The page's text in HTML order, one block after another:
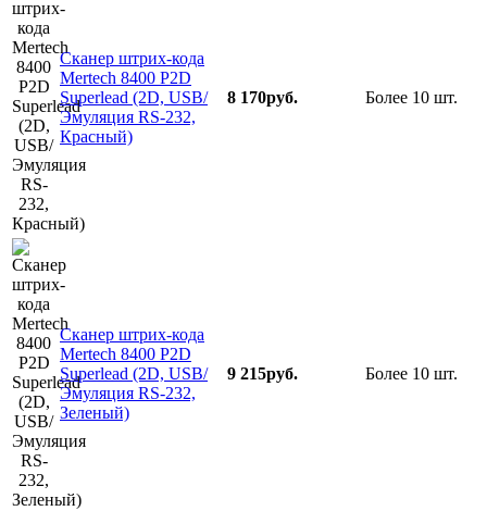
Сканер штрих-кода
Mertech 8400 P2D
Superlead (2D, USB/
Эмуляция RS-232,
Красный)
8 170руб. Более 10 шт.
Сканер штрих-кода
Mertech 8400 P2D
Superlead (2D, USB/
Эмуляция RS-232,
Зеленый)
9 215руб. Более 10 шт.